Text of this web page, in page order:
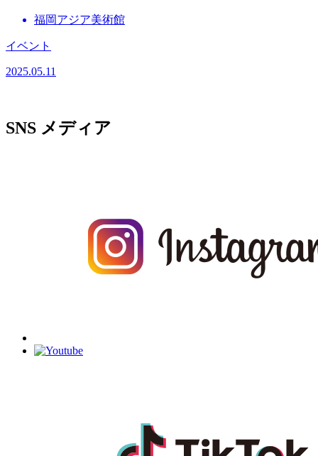
福岡アジア美術館
イベント
2025.05.11
SNS メディア